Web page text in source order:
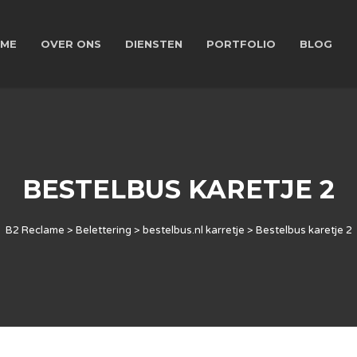
OVER ONS DIENSTEN PORTFOLIO BLOG
BESTELBUS KARETJE 2
B2 Reclame > Belettering > bestelbus.nl karretje > Bestelbus karetje 2